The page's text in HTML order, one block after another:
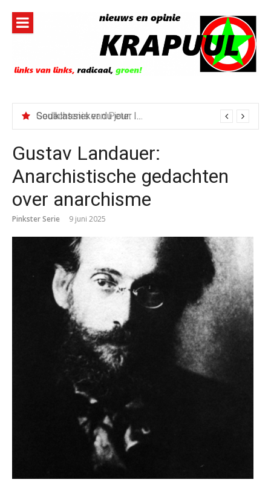
inhoud
Gedachtenis van Peter Faber
Gustav Landauer:
Anarchistische gedachten
over anarchisme
Pinkster Serie 9 juni 2025